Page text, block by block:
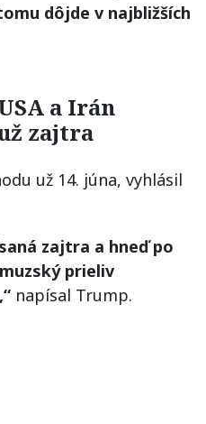
dôjde v najbližších
a Irán
zajtra
už 14. júna, vyhlásil
zajtra a hneď po
prieliv
napísal Trump.